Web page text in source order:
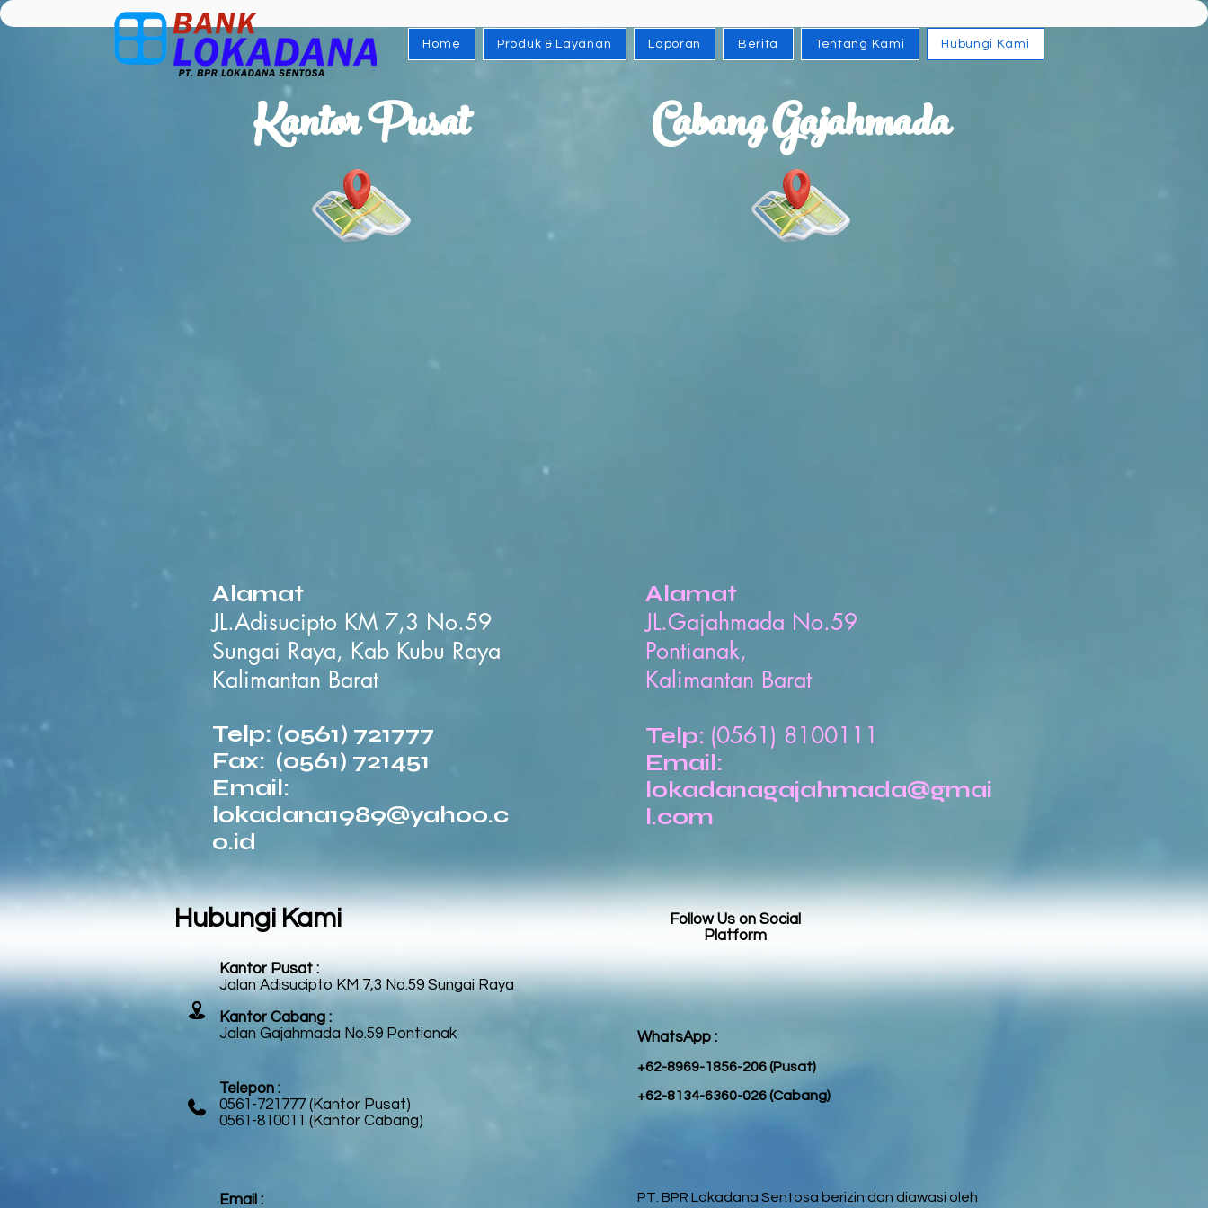
Home Produk & Layanan Laporan Berita Tentang Kami Hubungi Kami
Kantor Pusat
Alamat
JL.Adisucipto KM 7,3 No.59
Sungai Raya, Kab Kubu Raya
Kalimantan Barat
Telp: (0561) 721777
Fax: (0561) 721451
Email:
lokadana1989@yahoo.c
o.id
Cabang Gajahmada
Alamat
JL.Gajahmada No.59
Pontianak,
Kalimantan Barat
Telp: (0561) 8100111
Email:
lokadanagajahmada@gmai
l.com
Hubungi Kami
Kantor Pusat :
Jalan Adisucipto KM 7,3 No.59 Sungai Raya
Kantor Cabang :
Jalan Gajahmada No.59 Pontianak
Telepon :
0561-721777 (Kantor Pusat)
0561-810011 (Kantor Cabang)
Email :
Follow Us on Social
Platform
WhatsApp :
+62-8969-1856-206 (Pusat)​
+62-8134-6360-026 (Cabang)
PT. BPR Lokadana Sentosa berizin dan diawasi oleh